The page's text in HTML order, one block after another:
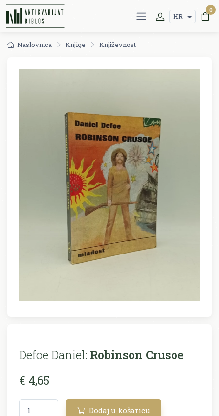
HR
0
Naslovnica Knjige Književnost
Defoe Daniel: Robinson Crusoe
€ 4,65
Dodaj u košaricu